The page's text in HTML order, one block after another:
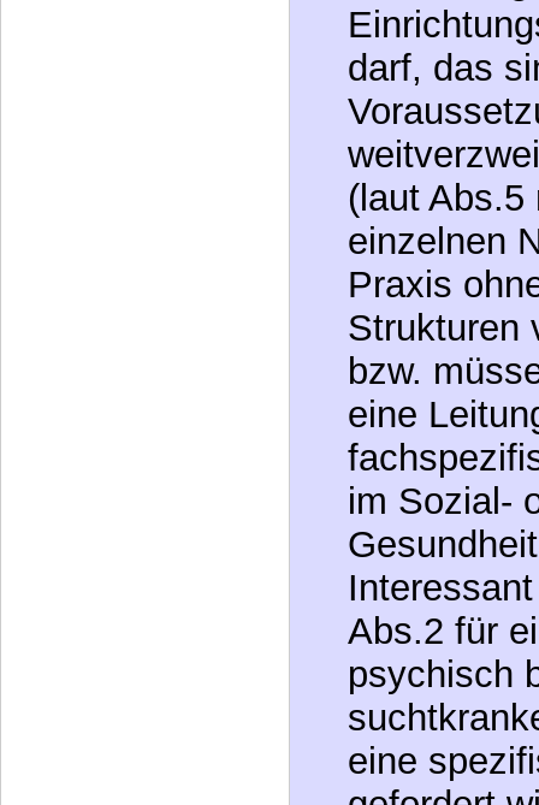
darf, das
(laut Abs.5
einzelnen
Praxis
Strukturen
bzw.
eine
im Sozial-
Abs.2 für
psychisch
eine